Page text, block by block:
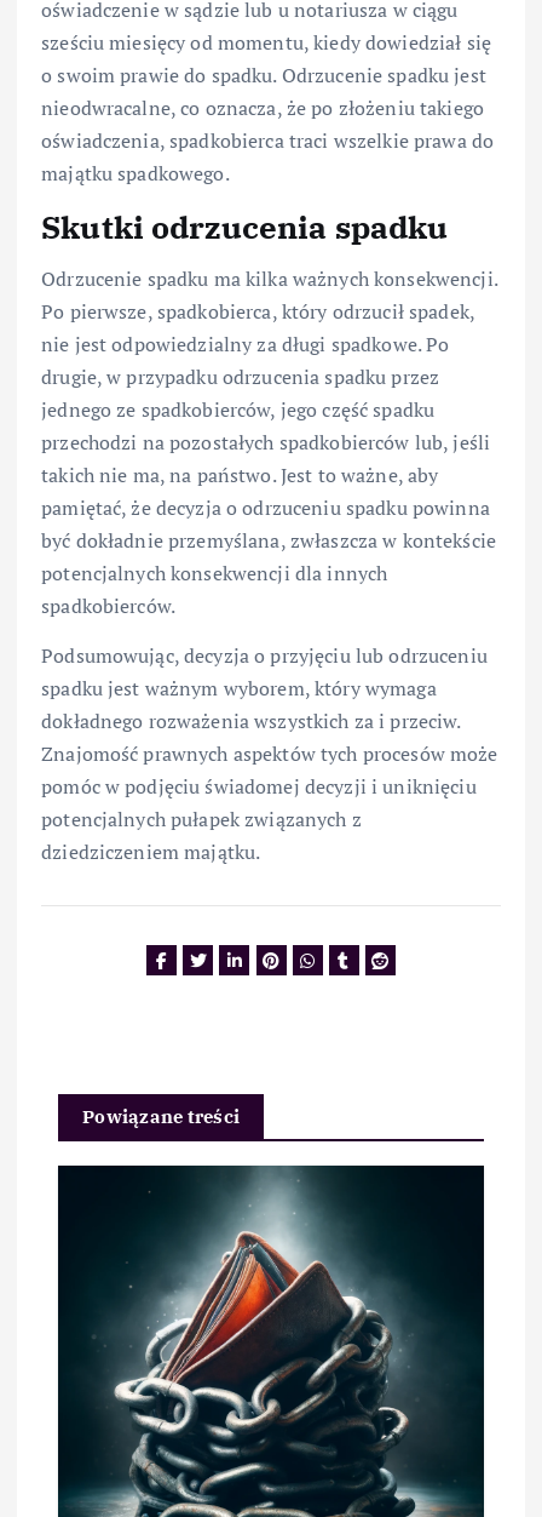
oświadczenie w sądzie lub u notariusza w ciągu
sześciu miesięcy od momentu, kiedy dowiedział się
o swoim prawie do spadku. Odrzucenie spadku jest
nieodwracalne, co oznacza, że po złożeniu takiego
oświadczenia, spadkobierca traci wszelkie prawa do
majątku spadkowego.
Skutki odrzucenia spadku
Odrzucenie spadku ma kilka ważnych konsekwencji.
Po pierwsze, spadkobierca, który odrzucił spadek,
nie jest odpowiedzialny za długi spadkowe. Po
drugie, w przypadku odrzucenia spadku przez
jednego ze spadkobierców, jego część spadku
przechodzi na pozostałych spadkobierców lub, jeśli
takich nie ma, na państwo. Jest to ważne, aby
pamiętać, że decyzja o odrzuceniu spadku powinna
być dokładnie przemyślana, zwłaszcza w kontekście
potencjalnych konsekwencji dla innych
spadkobierców.
Podsumowując, decyzja o przyjęciu lub odrzuceniu
spadku jest ważnym wyborem, który wymaga
dokładnego rozważenia wszystkich za i przeciw.
Znajomość prawnych aspektów tych procesów może
pomóc w podjęciu świadomej decyzji i uniknięciu
potencjalnych pułapek związanych z
dziedziczeniem majątku.
Powiązane treści